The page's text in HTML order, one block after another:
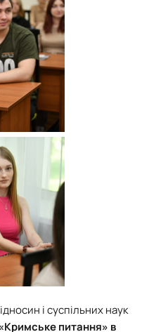
і суспільних наук
питання» в